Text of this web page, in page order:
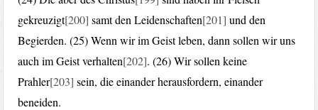
gekreuzigt[200] samt den Leidenschaften[201] und den
Begierden. (25) Wenn wir im Geist leben, dann sollen wir uns
auch im Geist verhalten[202]. (26) Wir sollen keine
Prahler[203] sein, die einander herausfordern, einander
beneiden.